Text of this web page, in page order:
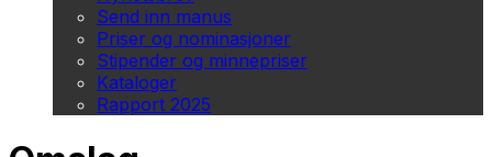
Send inn manus
Priser og nominasjoner
Stipender og minnepriser
Kataloger
Rapport 2025